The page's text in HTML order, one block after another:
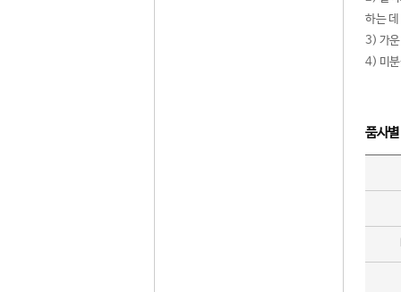
하는
3) 가운
4) 미분
품사